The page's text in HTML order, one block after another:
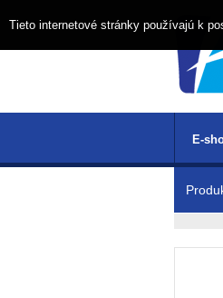
E-
Tieto internetové stránky používajú k